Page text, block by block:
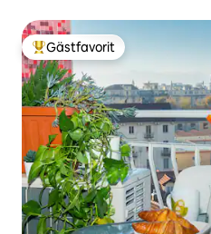
Populär gästfavorit
Gästfavorit